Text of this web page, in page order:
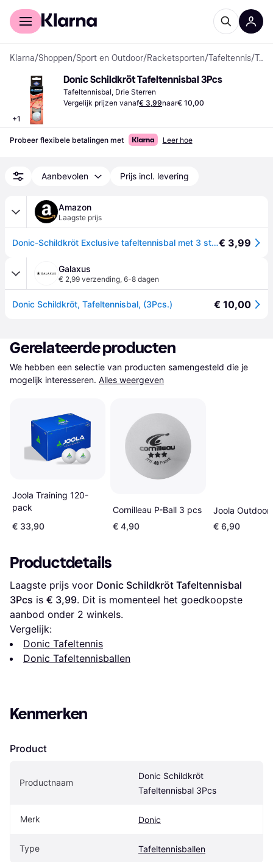
Voor shoppers
Klarna/Shoppen/Sport en Outdoor/Racketsporten/Tafeltennis/ Tafeltennisballen
+1
Donic Schildkröt Tafeltennisbal 3Pcs
Tafeltennisbal, Drie Sterren
Vergelijk prijzen vanaf€ 3,99naar€ 10,00
Probeer flexibele betalingen met Leer hoe
Aanbevolen Prijs incl. levering
Amazon
Laagste prijs
Donic-Schildkröt Exclusive tafeltennisbal met 3 sterren, wit, 3-delige doos€ 3,99
Galaxus
€ 2,99 verzending, 6-8 dagen
Donic Schildkröt, Tafeltennisbal, (3Pcs.) € 10,00
Gerelateerde producten
We hebben een selectie van producten samengesteld die je
mogelijk interesseren. Alles weergeven
Joola Training 120-
pack
€ 33,90
Cornilleau P-Ball 3 pcs
€ 4,90
Joola Outdoor
€ 6,90
Productdetails
Laagste prijs voor Donic Schildkröt Tafeltennisbal
3Pcs is € 3,99. Dit is momenteel het goedkoopste
aanbod onder 2 winkels.
Vergelijk:
Donic Tafeltennis
Donic Tafeltennisballen
Kenmerken
Product
Productnaam
Donic Schildkröt
Tafeltennisbal 3Pcs
Merk Donic
Type Tafeltennisballen